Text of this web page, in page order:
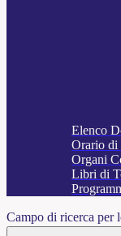
Elenco
Orario di
Organi
Libri di
Campo di ricerca per